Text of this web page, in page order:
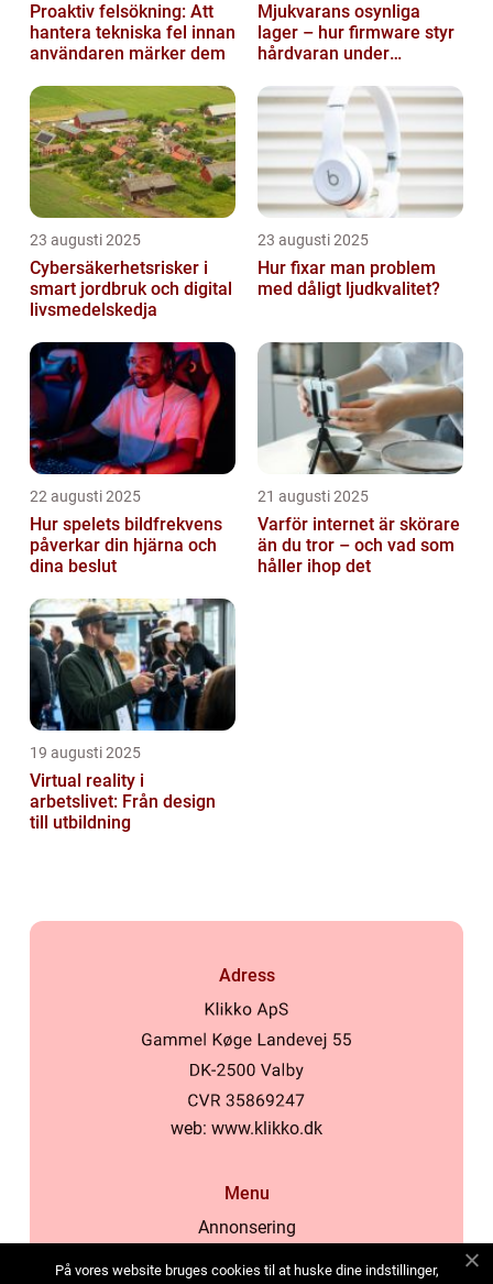
Proaktiv felsökning: Att
hantera tekniska fel innan
användaren märker dem
Mjukvarans osynliga
lager – hur firmware styr
hårdvaran under
23 augusti 2025
Cybersäkerhetsrisker i
smart jordbruk och digital
livsmedelskedja
23 augusti 2025
Hur fixar man problem
med dåligt ljudkvalitet?
22 augusti 2025
Hur spelets bildfrekvens
påverkar din hjärna och
dina beslut
21 augusti 2025
Varför internet är skörare
än du tror – och vad som
håller ihop det
19 augusti 2025
Virtual reality i
arbetslivet: Från design
till utbildning
Adress
web: www.klikko.dk
Menu
Annonsering
På vores website bruges cookies til at huske dine indstillinger,